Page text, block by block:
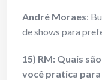
André Moraes:
de shows para
15) RM: Quais
você pratica